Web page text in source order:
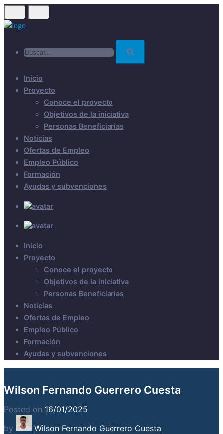
Skip
to
Inicio
Proyecto
Conoce el proyecto
Objetivos de la iniciativa
Personas Beneficiarias
Noticias
Ofertas de Empleo
Empleo Público
Formación
Ayudas y subvenciones
Inicio
Proyecto
Conoce el proyecto
Objetivos de la iniciativa
Personas Beneficiarias
Noticias
Ofertas de Empleo
Empleo Público
Formación
Ayudas y subvenciones
Wilson Fernando Guerrero Cuesta
Posted on 16/01/2025
by
Wilson Fernando Guerrero Cuesta